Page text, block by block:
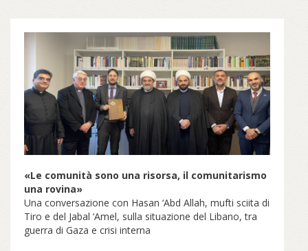
«Le comunità sono una risorsa, il comunitarismo
una rovina»
Una conversazione con Hasan ‘Abd Allah, mufti sciita di
Tiro e del Jabal ‘Amel, sulla situazione del Libano, tra
guerra di Gaza e crisi interna